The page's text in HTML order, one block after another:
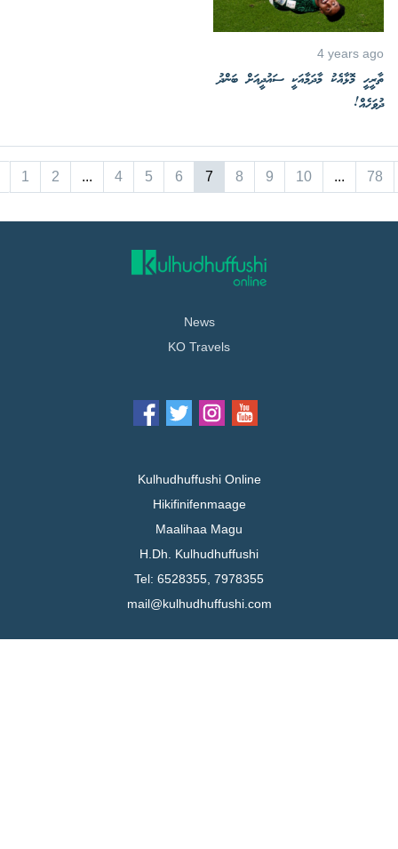
4 years ago
ތާރީހީ މޮޅާއެކު މާދަމާއަކީ ސައުދީއަށް ބަންދު
ދުވަހެއް!
1 2 ... 4 5 6 7 8 9 10 ... 78
News
KO Travels
Kulhudhuffushi Online
Hikifinifenmaage
Maalihaa Magu
H.Dh. Kulhudhuffushi
Tel: 6528355, 7978355
mail@kulhudhuffushi.com